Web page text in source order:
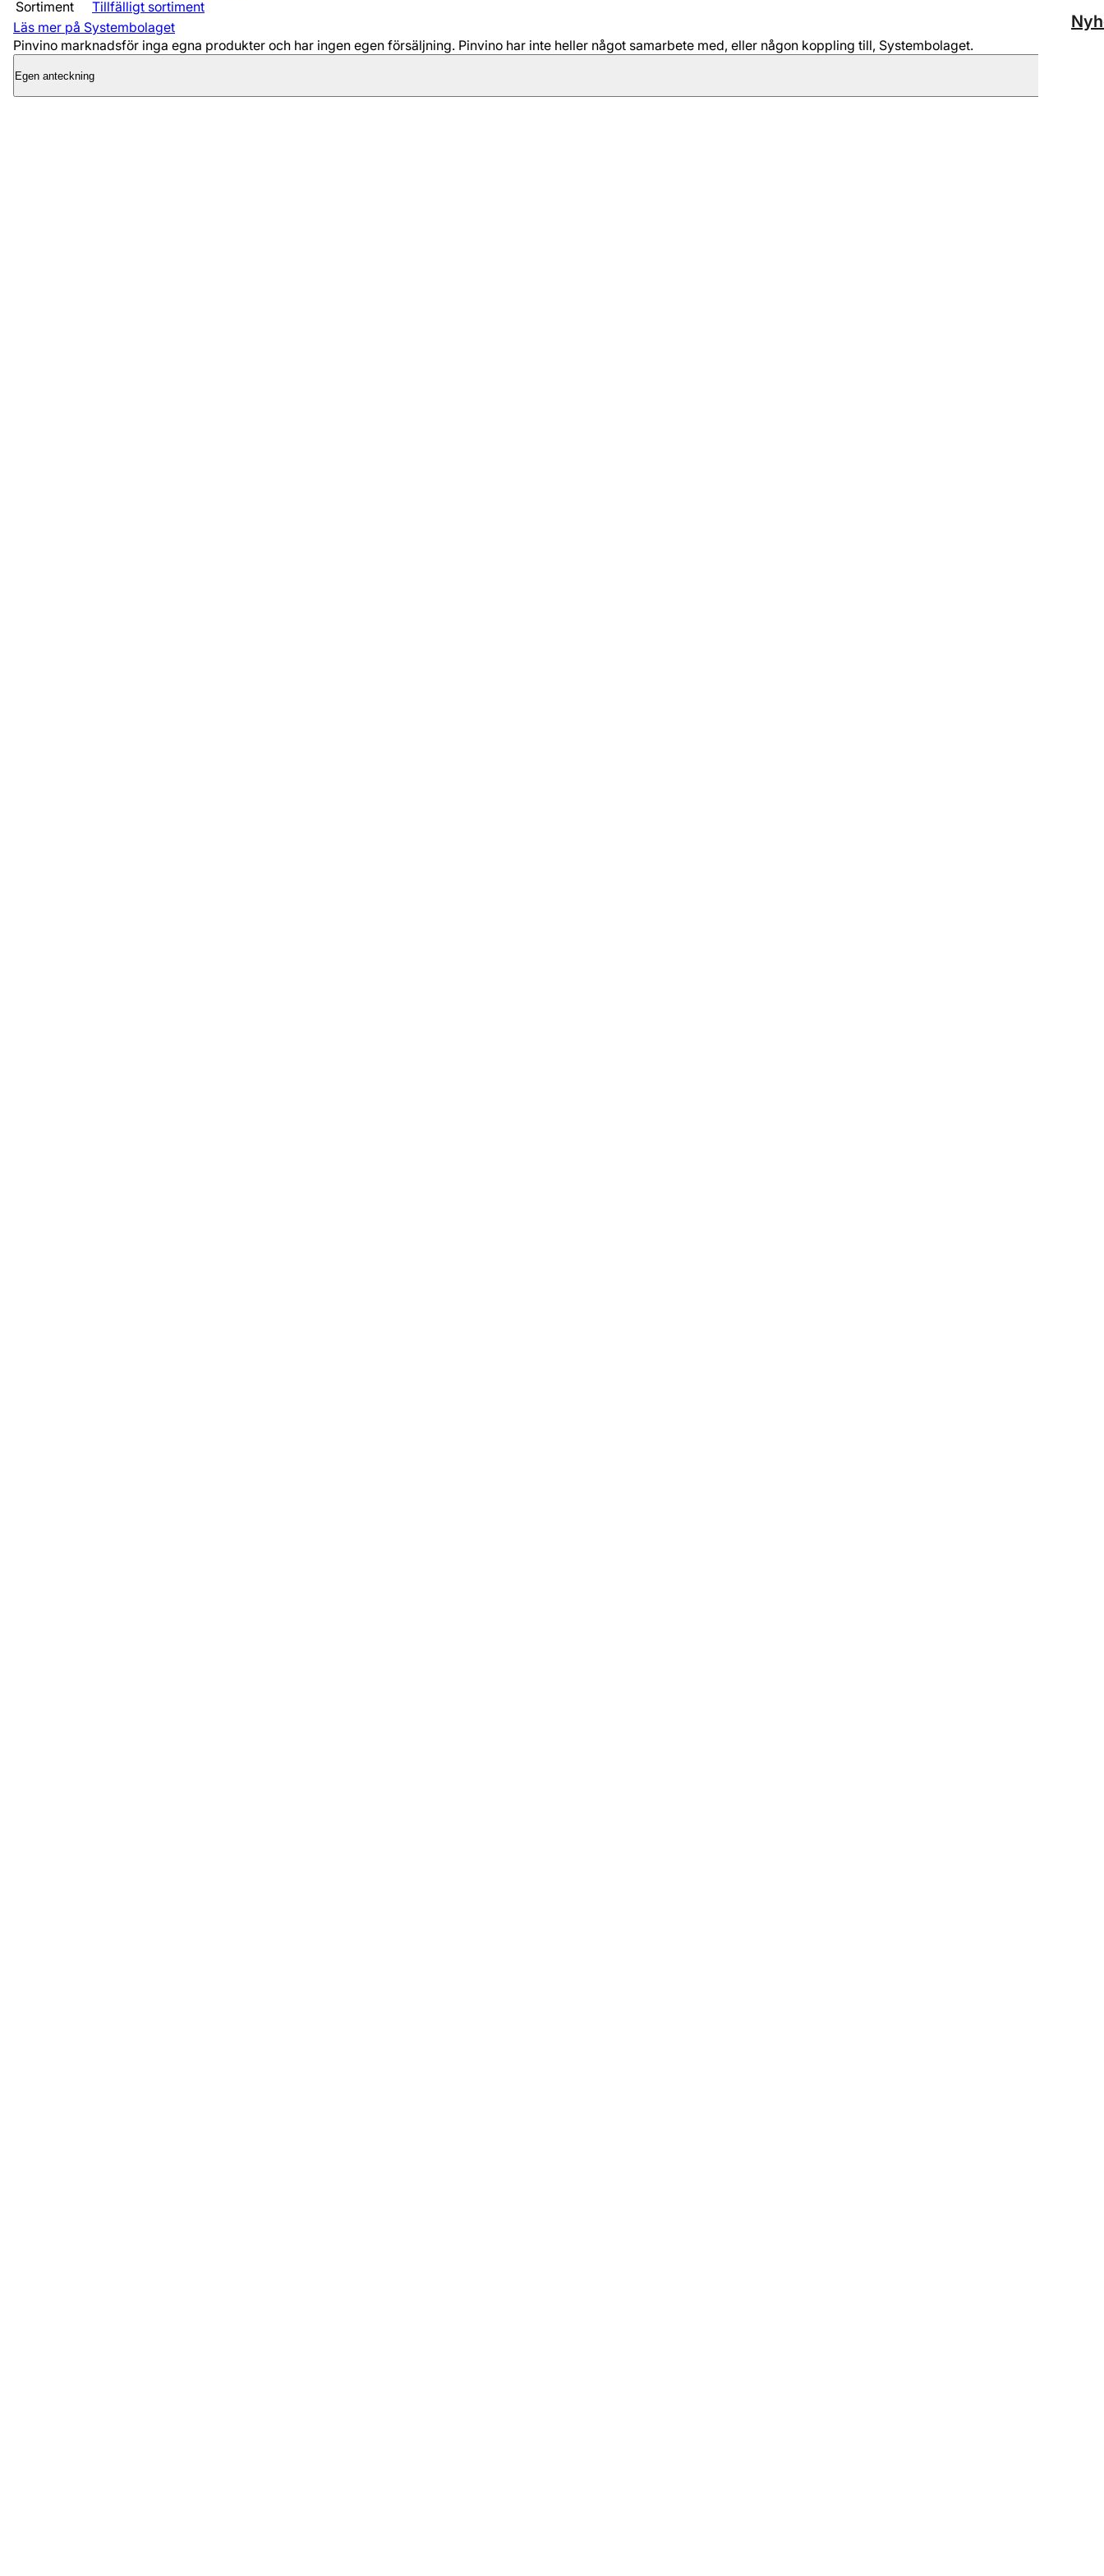
Sortiment
Tillfälligt sortiment
Läs mer på Systembolaget
Pinvino marknadsför inga egna produkter och har ingen egen försäljning. Pinvino har inte heller något samarbete med, eller någon koppling till, Systembolaget.
Egen anteckning